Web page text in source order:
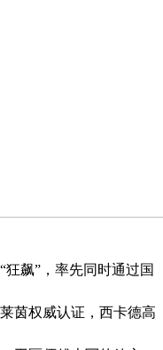
飙”，率先同时通过国
茵权威认证，西卡德高